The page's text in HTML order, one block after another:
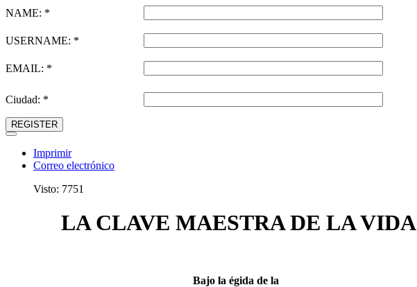
NAME: *
USERNAME: *
EMAIL: *
Ciudad: *
REGISTER
Imprimir
Correo electrónico
Visto: 7751
LA CLAVE MAESTRA DE LA VIDA
Bajo la égida de la